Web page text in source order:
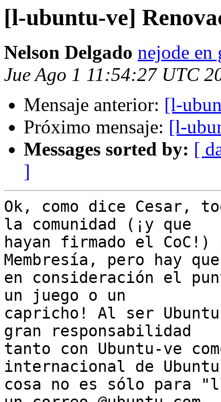
[l-ubuntu-ve]
Nelson Delgado nejode en
Jue Ago 1 11:54:27 UTC
Mensaje anterior: [l-
Próximo mensaje: [l-
Messages sorted by: [
]
Ok, como dice Cesar,
la comunidad (¡y que
hayan firmado el
Membresía, pero hay
en consideración el
un juego o un
capricho! Al ser Ubuntu
gran responsabilidad
tanto con Ubuntu-ve
internacional de
cosa no es sólo para